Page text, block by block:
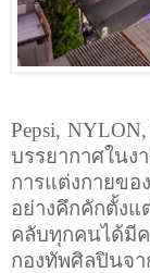
Pepsi, NYLON,
บรรยากาศในง
การแต่งกายข
อย่างคึกคักตั้งแ
คลับทุกคนได้มี
กองทัพศิลปินจา